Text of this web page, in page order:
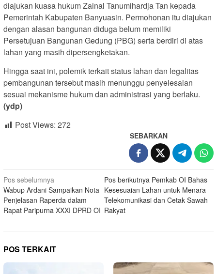
diajukan kuasa hukum Zainal Tanumihardja Tan kepada
Pemerintah Kabupaten Banyuasin. Permohonan itu diajukan
dengan alasan bangunan diduga belum memiliki
Persetujuan Bangunan Gedung (PBG) serta berdiri di atas
lahan yang masih dipersengketakan.
Hingga saat ini, polemik terkait status lahan dan legalitas
pembangunan tersebut masih menunggu penyelesaian
sesuai mekanisme hukum dan administrasi yang berlaku.
(ydp)
Post Views: 272
SEBARKAN
Navigasi
pos
Pos sebelumnya
Wabup Ardani Sampaikan Nota
Penjelasan Raperda dalam
Rapat Paripurna XXXI DPRD OI
Pos berikutnya Pemkab OI Bahas
Kesesuaian Lahan untuk Menara
Telekomunikasi dan Cetak Sawah
Rakyat
POS TERKAIT